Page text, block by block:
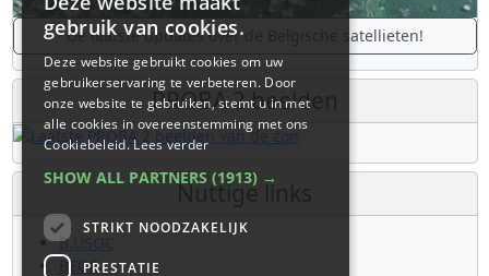
De laatste updates over de Belgische satellieten!
PROBA 2 beelden
Nuttige links
B.USOC
BEOP
gebruik van cookies.
Deze website gebruikt cookies om uw
gebruikerservaring te verbeteren. Door
onze website te gebruiken, stemt u in met
alle cookies in overeenstemming met ons
Cookiebeleid.Lees verder
SHOW ALL PARTNERS (1913) →
STRIKT NOODZAKELIJK
PRESTATIE